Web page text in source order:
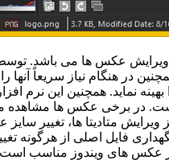
عکس ها می باشد. توسط
در هنگام نیاز سریعاً
نماید. همچنین این نرم
است. در برخی عکس ها
متادیتا ها، تغییر
فایل اصلی از
عکس های ویندوز مناسب